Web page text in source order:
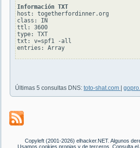
Información TXT
host: togetherfordinner.org
class: IN
ttl: 3600
type: TXT
txt: v=spf1 -all
Últimas 5 consultas DNS: toto-shat.com
Copyleft (2001-2026) elhacker.NET. Algunos
Usamos cookies propias y de terceros. Consulta el